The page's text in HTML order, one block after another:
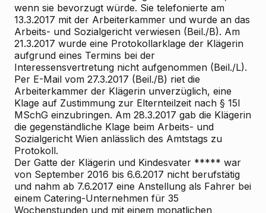
wenn sie bevorzugt würde. Sie telefonierte am
13.3.2017 mit der Arbeiterkammer und wurde an das
Arbeits- und Sozialgericht verwiesen (Beil./B). Am
21.3.2017 wurde eine Protokollarklage der Klägerin
aufgrund eines Termins bei der
Interessensvertretung nicht aufgenommen (Beil./L).
Per E-Mail vom 27.3.2017 (Beil./B) riet die
Arbeiterkammer der Klägerin unverzüglich, eine
Klage auf Zustimmung zur Elternteilzeit nach § 15l
MSchG einzubringen. Am 28.3.2017 gab die Klägerin
die gegenständliche Klage beim Arbeits- und
Sozialgericht Wien anlässlich des Amtstags zu
Protokoll.
Der Gatte der Klägerin und Kindesvater ***** war
von September 2016 bis 6.6.2017 nicht berufstätig
und nahm ab 7.6.2017 eine Anstellung als Fahrer bei
einem Catering-Unternehmen für 35
Wochenstunden und mit einem monatlichen